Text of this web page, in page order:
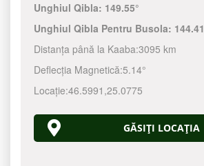
Unghiul Qibla: 149.55°
Unghiul Qibla Pentru Busola: 144.41
Distanța până la Kaaba:3095 km
Deflecția Magnetică:5.14°
Locație:46.5991 ,25.0775
GĂSIȚI LOCAȚIA